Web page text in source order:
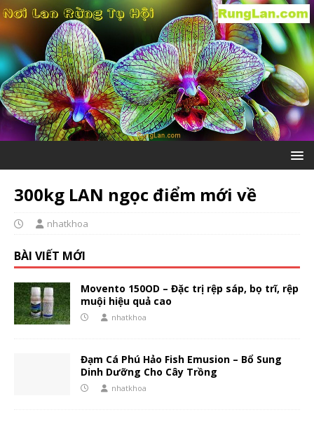
300kg LAN ngọc điểm mới về
nhatkhoa
BÀI VIẾT MỚI
Movento 150OD – Đặc trị rệp sáp, bọ trĩ, rệp
muội hiệu quả cao
nhatkhoa
Đạm Cá Phú Hảo Fish Emusion – Bổ Sung
Dinh Dưỡng Cho Cây Trồng
nhatkhoa